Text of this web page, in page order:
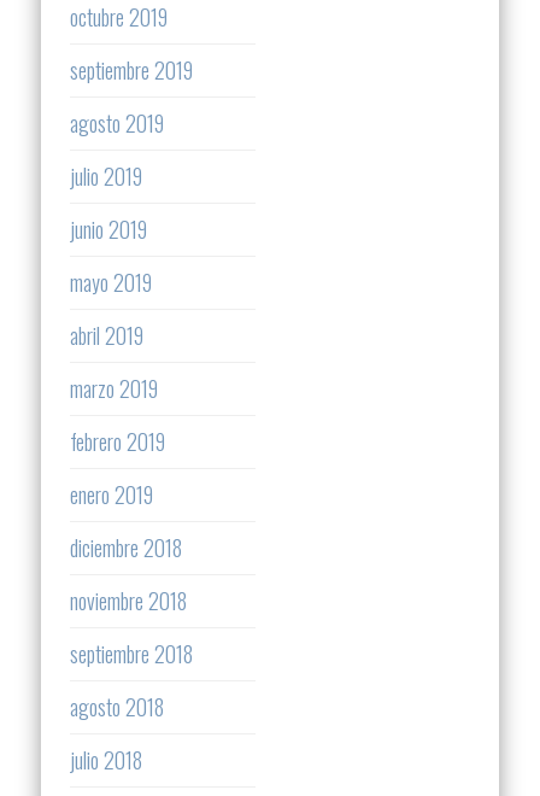
octubre 2019
septiembre 2019
agosto 2019
julio 2019
junio 2019
mayo 2019
abril 2019
marzo 2019
febrero 2019
enero 2019
diciembre 2018
noviembre 2018
septiembre 2018
agosto 2018
julio 2018